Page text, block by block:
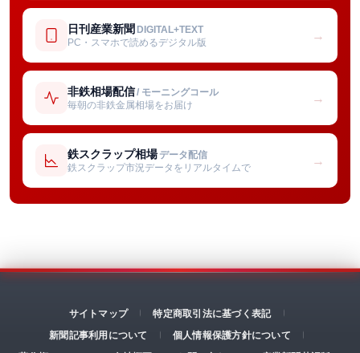
日刊産業新聞 DIGITAL+TEXT
PC・スマホで読めるデジタル版
→
非鉄相場配信/ モーニングコール
毎朝の非鉄金属相場をお届け
→
鉄スクラップ相場 データ配信
鉄スクラップ市況データをリアルタイムで
→
サイトマップ
特定商取引法に基づく表記
新聞記事利用について
個人情報保護方針について